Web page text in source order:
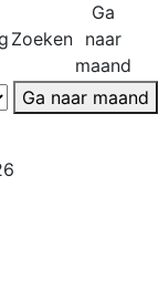
Zoeken
Ga
naar
maand
Ga naar maand